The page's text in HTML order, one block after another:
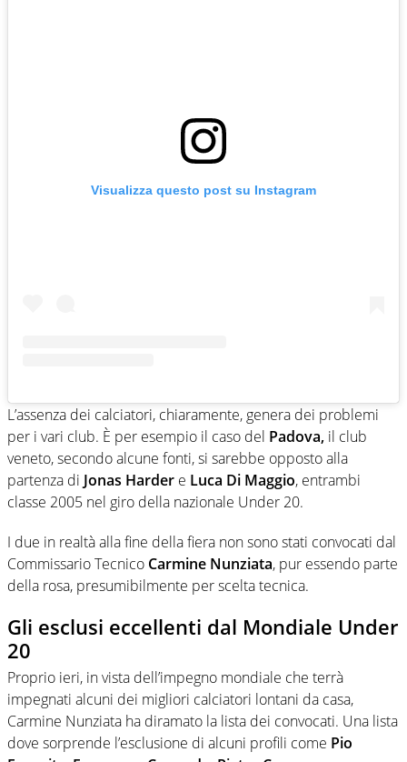
Visualizza questo post su Instagram
L’assenza dei calciatori, chiaramente, genera dei problemi
per i vari club. È per esempio il caso del Padova, il club
veneto, secondo alcune fonti, si sarebbe opposto alla
partenza di Jonas Harder e Luca Di Maggio, entrambi
classe 2005 nel giro della nazionale Under 20.
I due in realtà alla fine della fiera non sono stati convocati dal
Commissario Tecnico Carmine Nunziata, pur essendo parte
della rosa, presumibilmente per scelta tecnica.
Gli esclusi eccellenti dal Mondiale Under
20
Proprio ieri, in vista dell’impegno mondiale che terrà
impegnati alcuni dei migliori calciatori lontani da casa,
Carmine Nunziata ha diramato la lista dei convocati. Una lista
dove sorprende l’esclusione di alcuni profili come Pio